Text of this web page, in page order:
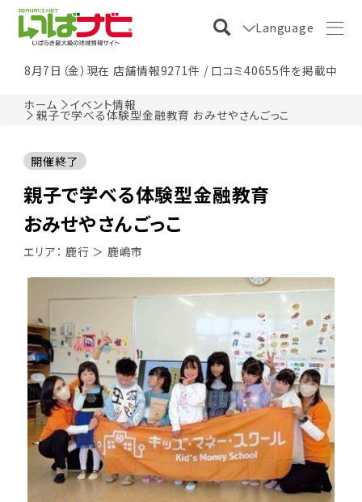
Language
8月7日（金）現在 店舗情報9271件 / 口コミ40655件を掲載中
ホーム イベント情報
親子で学べる体験型金融教育 おみせやさんごっこ
親子で学べる体験型金融教育
おみせやさんごっこ
開催終了
エリア： 鹿行 ＞ 鹿嶋市